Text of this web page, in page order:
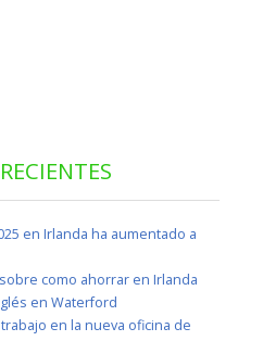
en Irlanda ha aumentado a
como ahorrar en Irlanda
en Waterford
en la nueva oficina de